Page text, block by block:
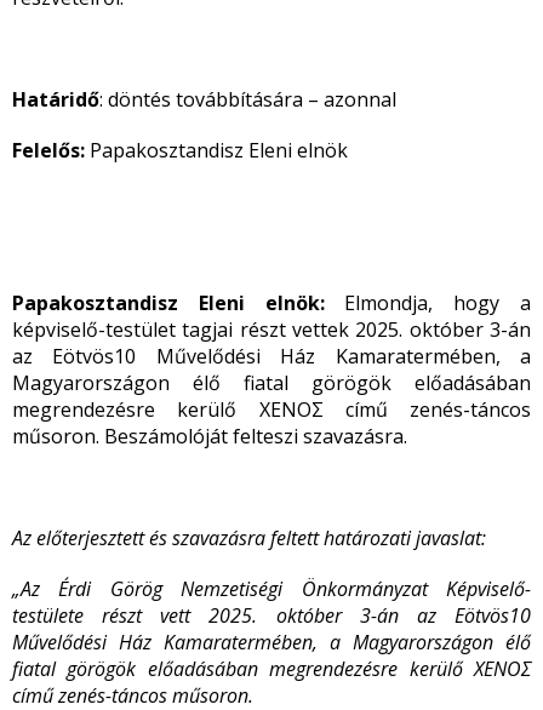
Határidő: döntés továbbítására – azonnal
Felelős: Papakosztandisz Eleni elnök
Papakosztandisz Eleni elnök: Elmondja, hogy a
képviselő-testület tagjai részt vettek 2025. október 3-án
az Eötvös10 Művelődési Ház Kamaratermében, a
Magyarországon élő fiatal görögök előadásában
megrendezésre kerülő XENOΣ című zenés-táncos
műsoron. Beszámolóját felteszi szavazásra.
Az előterjesztett és szavazásra feltett határozati javaslat:
„Az Érdi Görög Nemzetiségi Önkormányzat Képviselő-
testülete részt vett2025. október 3-án az Eötvös10
Művelődési Ház Kamaratermében, a Magyarországon élő
fiatal görögök előadásában megrendezésre kerülő XENOΣ
című zenés-táncos műsoron.